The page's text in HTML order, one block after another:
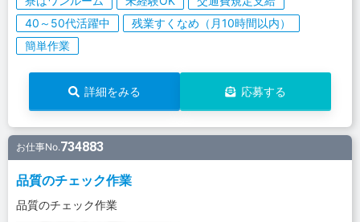
40～50代活躍中
残業すくなめ（月10時間以内）
簡単作業
詳細をみる 応募する
お仕事No.734883
品質のチェック作業
品質のチェック作業